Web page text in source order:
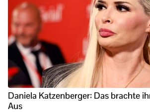
Daniela Katzenberger: Das brachte
Aus